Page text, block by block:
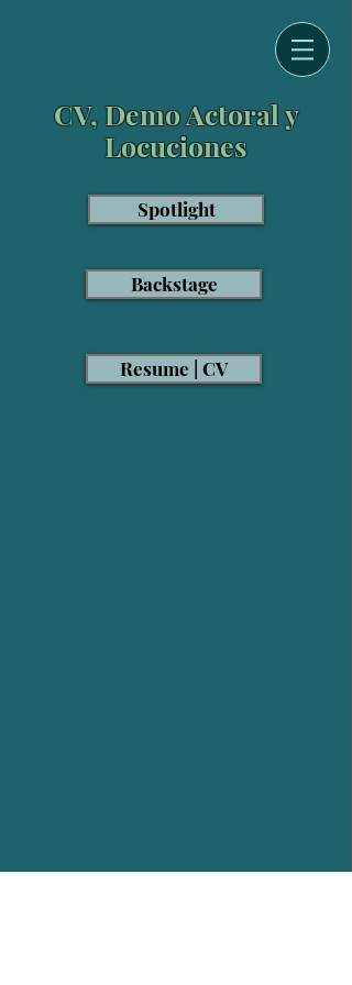
CV, Demo Actoral y
Locuciones
Spotlight
Backstage
Resume | CV